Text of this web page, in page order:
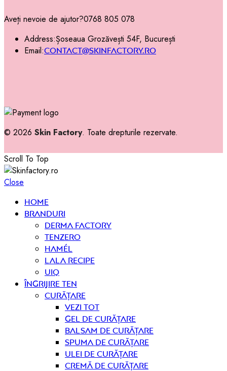
Aveți nevoie de ajutor?0768 805 078
Address:Șoseaua Grozăvești 54F, București
Email:contact@skinfactory.ro
© 2026 Skin Factory. Toate drepturile rezervate.
Scroll To Top
Close
Home
Branduri
Derma Factory
Tenzero
Hamél
Lala Recipe
UIQ
Îngrijire ten
curățare
Vezi tot
Gel de curățare
Balsam de curățare
Spuma de curățare
Ulei de curățare
Cremă de curățare